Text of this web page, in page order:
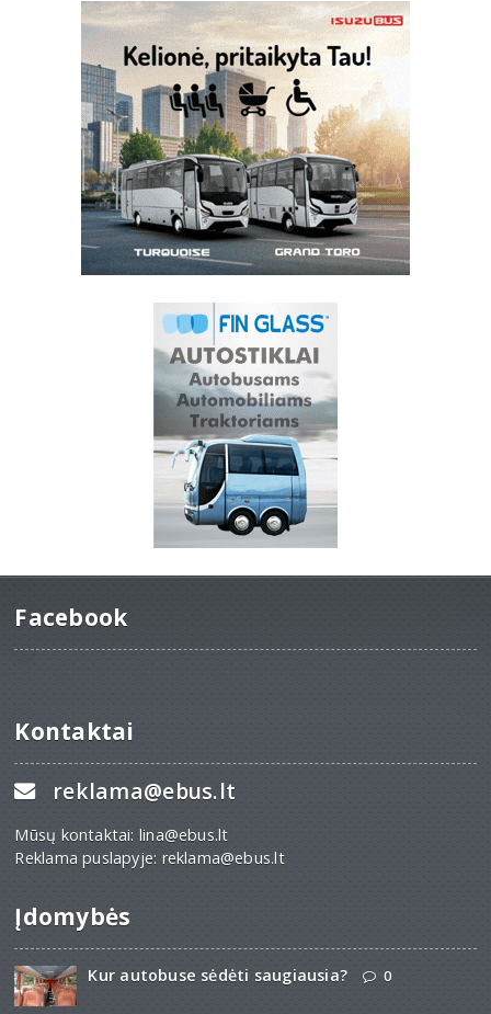
Facebook
Kontaktai
reklama@ebus.lt
Mūsų kontaktai: lina@ebus.lt
Reklama puslapyje: reklama@ebus.lt
Įdomybės
Kur autobuse sėdėti saugiausia? 0